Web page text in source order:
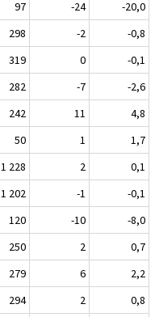
97 -24
-20,0
298 -2
-0,8
319 0
-0,1
282 -7
-2,6
242 11
4,8
50 1
1,7
1 228 2
0,1
1 202 -1
-0,1
120 -10
-8,0
250 2
0,7
279 6
2,2
294 2
0,8